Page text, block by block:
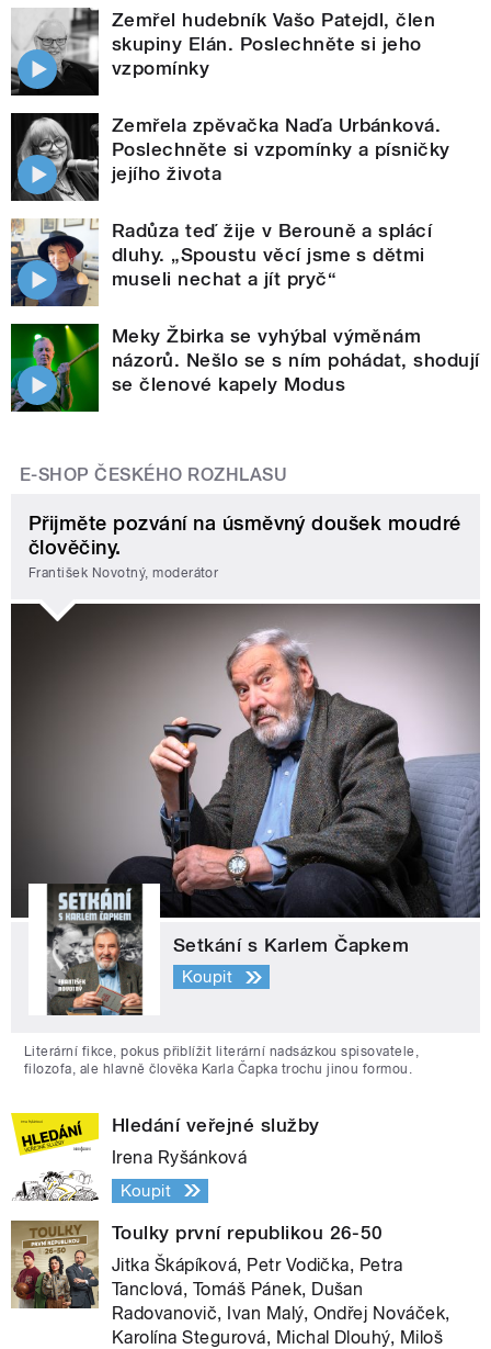
Zemřel hudebník Vašo Patejdl, člen
skupiny Elán. Poslechněte si jeho
vzpomínky
Zemřela zpěvačka Naďa Urbánková.
Poslechněte si vzpomínky a písničky
jejího života
Radůza teď žije v Berouně a splácí
dluhy. „Spoustu věcí jsme s dětmi
museli nechat a jít pryč“
Meky Žbirka se vyhýbal výměnám
názorů. Nešlo se s ním pohádat, shodují
se členové kapely Modus
E-SHOP ČESKÉHO ROZHLASU
Přijměte pozvání na úsměvný doušek moudré
člověčiny.
František Novotný, moderátor
Setkání s Karlem Čapkem
Koupit
Literární fikce, pokus přiblížit literární nadsázkou spisovatele,
filozofa, ale hlavně člověka Karla Čapka trochu jinou formou.
Hledání veřejné služby
Irena Ryšánková
Koupit
Toulky první republikou 26-50
Jitka Škápíková, Petr Vodička, Petra
Tanclová, Tomáš Pánek, Dušan
Radovanovič, Ivan Malý, Ondřej Nováček,
Karolína Stegurová, Michal Dlouhý, Miloš